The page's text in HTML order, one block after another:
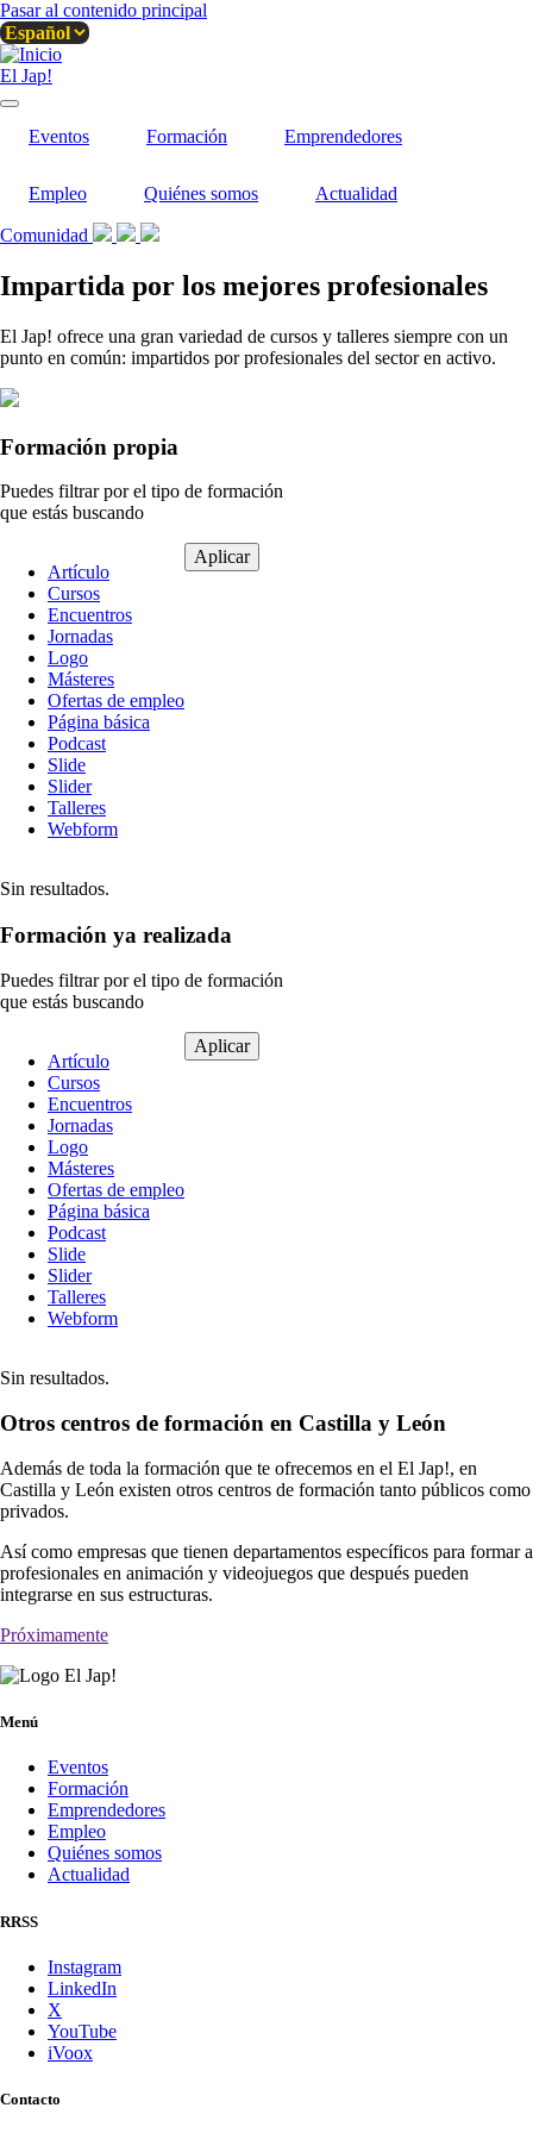
Pasar al contenido principal
El Jap!
Eventos Formación Emprendedores
Empleo Quiénes somos Actualidad
Comunidad
Impartida por los mejores profesionales
El Jap! ofrece una gran variedad de cursos y talleres siempre con un
punto en común: impartidos por profesionales del sector en activo.
Formación propia
Puedes filtrar por el tipo de formación
que estás buscando
contenido
Artículo
Cursos
Encuentros
Jornadas
Logo
Másteres
Ofertas de empleo
Página básica
Podcast
Slide
Slider
Talleres
Webform
Sin resultados.
Formación ya realizada
Puedes filtrar por el tipo de formación
que estás buscando
contenido
Artículo
Cursos
Encuentros
Jornadas
Logo
Másteres
Ofertas de empleo
Página básica
Podcast
Slide
Slider
Talleres
Webform
Sin resultados.
Otros centros de formación en Castilla y León
Además de toda la formación que te ofrecemos en el El Jap!, en
Castilla y León existen otros centros de formación tanto públicos como
privados.
Así como empresas que tienen departamentos específicos para formar a
profesionales en animación y videojuegos que después pueden
integrarse en sus estructuras.
Próximamente
Menú
Eventos
Formación
Emprendedores
Empleo
Quiénes somos
Actualidad
RRSS
Instagram
LinkedIn
X
YouTube
iVoox
Contacto